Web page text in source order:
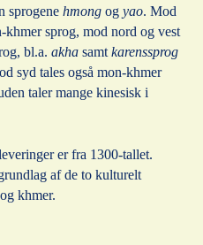
sprogene hmong og yao. Mod
khmer sprog, mod nord og vest
bl.a. akha samt karenssprog
syd tales også mon-khmer
taler mange kinesisk i
er fra 1300-tallet.
af de to kulturelt
khmer.